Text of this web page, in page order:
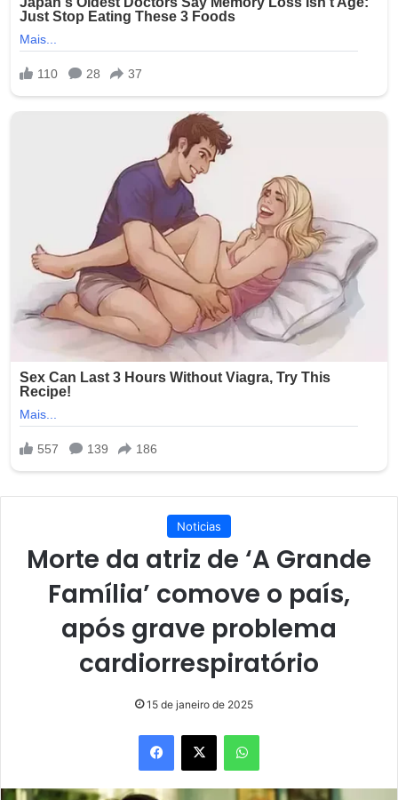
Noticias
Morte da atriz de ‘A Grande
Família’ comove o país,
após grave problema
cardiorrespiratório
15 de janeiro de 2025
Facebook
X WhatsApp